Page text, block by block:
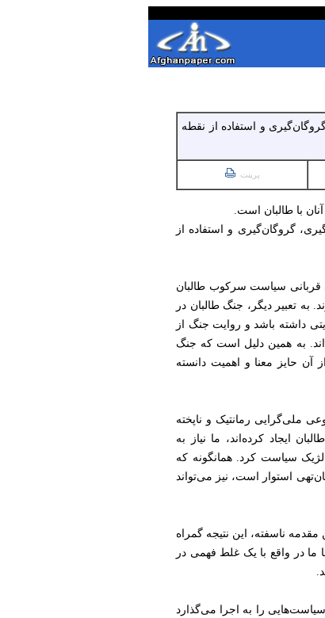
و استفاده از نقطه
پرینت
با طالبان است.
گروگان‌گیری و استفاده از
قربانی سیاست سرکوب طالبان
تعبیر دیگر، جنگ طالبان در
داشته باشد و روایت جنگ از
به همین دلیل است که جنگ
حایز معنا و اهمیت دانسته
ملی‌گرایی رمانتیک و ناپخته
ایجاد کرده‌اند، ما نیاز به
سیاست کرد. همانگونه که
استوار است، نیز می‌تواند
ناسفته، این نتیجه گمراه
ما در واقع با یک غلط فهمی در
را به اجرا می‌گذارد